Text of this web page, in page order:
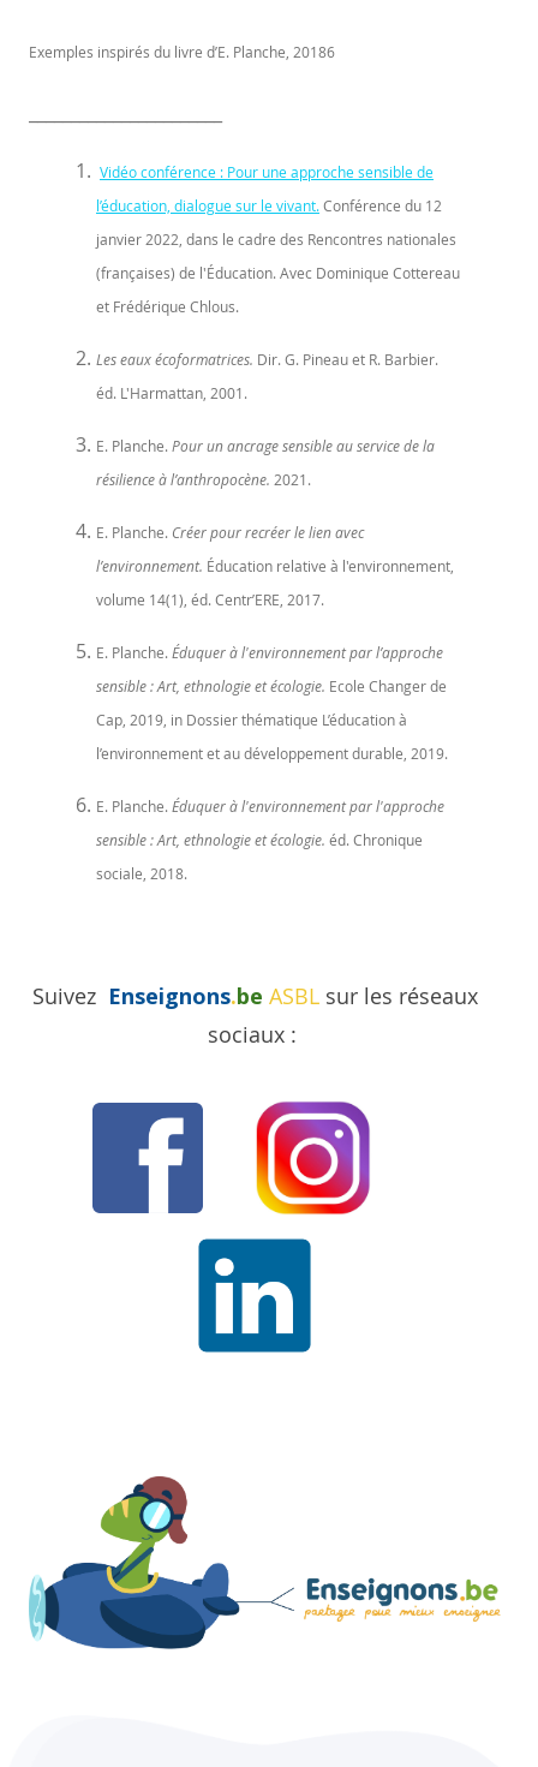
Exemples inspirés du livre d’E. Planche, 20186
Vidéo conférence : Pour une approche sensible de
l’éducation, dialogue sur le vivant.Conférence du 12
janvier 2022, dans le cadre des Rencontres nationales
(françaises) de l'Éducation. Avec Dominique Cottereau
et Frédérique Chlous.
Les eaux écoformatrices. Dir. G. Pineau et R. Barbier.
éd. L'Harmattan, 2001.
E. Planche. Pour un ancrage sensible au service de la
résilience à l’anthropocène. 2021.
E. Planche. Créer pour recréer le lien avec
l’environnement. Éducation relative à l'environnement,
volume 14(1), éd. Centr’ERE, 2017.
E. Planche. Éduquer à l'environnement par l’approche
sensible : Art, ethnologie et écologie. Ecole Changer de
Cap, 2019, in Dossier thématique L’éducation à
l’environnement et au développement durable, 2019.
E. Planche. Éduquer à l'environnement par l'approche
sensible : Art, ethnologie et écologie. éd. Chronique
sociale, 2018.
SuivezEnseignons.be ASBL sur les réseaux
sociaux :